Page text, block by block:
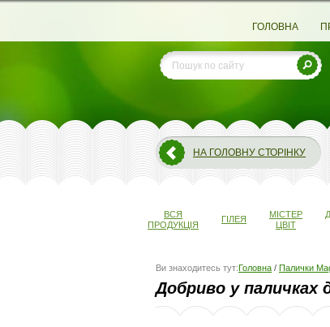
ГОЛОВНА
НА ГОЛОВНУ СТОРІНКУ
ВСЯ
ПРОДУКЦІЯ
ГІЛЕЯ
МІСТЕР
ЦВІТ
Ви знаходитесь тут:Головна / Палички
Добриво у паличках